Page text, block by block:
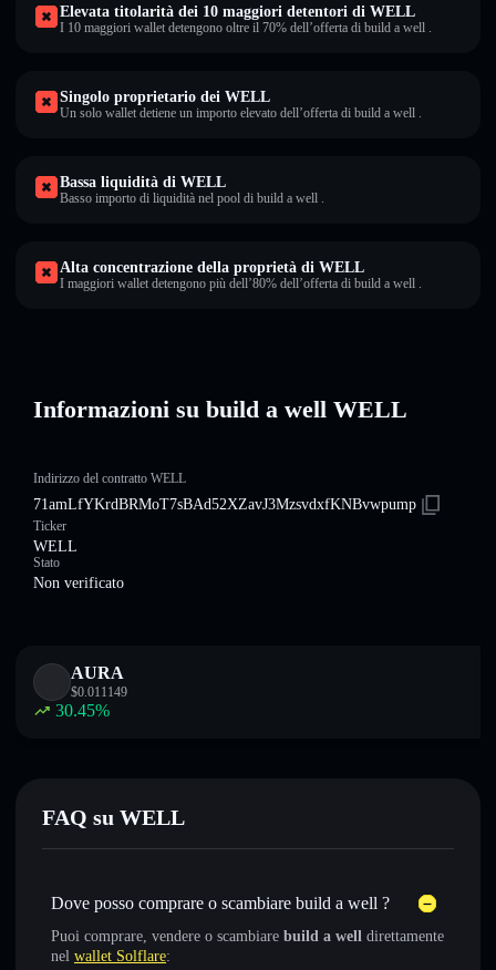
Elevata titolarità dei 10 maggiori detentori di WELL
I 10 maggiori wallet detengono oltre il 70% dell’offerta di build a well .
Singolo proprietario dei WELL
Un solo wallet detiene un importo elevato dell’offerta di build a well .
Bassa liquidità di WELL
Basso importo di liquidità nel pool di build a well .
Alta concentrazione della proprietà di WELL
I maggiori wallet detengono più dell’80% dell’offerta di build a well .
Informazioni su build a well WELL
Indirizzo del contratto WELL
71amLfYKrdBRMoT7sBAd52XZavJ3MzsvdxfKNBvwpump
Ticker
WELL
Stato
Non verificato
AURA
$0.011149
30.45%
FAQ su WELL
Dove posso comprare o scambiare build a well ?
Puoi comprare, vendere o scambiare build a well direttamente
nel wallet Solflare: